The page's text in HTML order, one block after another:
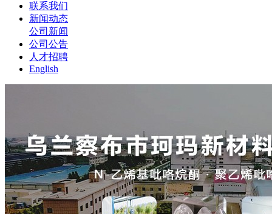
联系我们
新闻动态
公司新闻
公司公告
人才招聘
English